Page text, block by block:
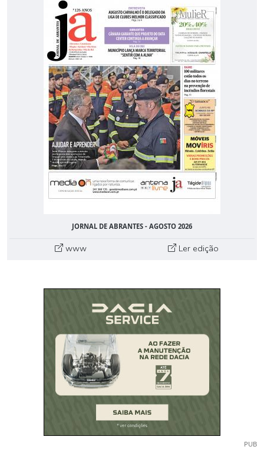
JORNAL DE ABRANTES - AGOSTO 2026
www Ler edição
PUB